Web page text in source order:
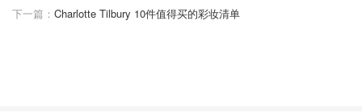
2026年QS企业管理硕士MBA学科排名
下一篇： Charlotte Tilbury 10件值得买的彩妆清单